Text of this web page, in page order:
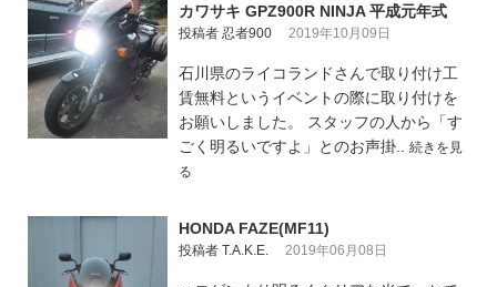
カワサキ GPZ900R NINJA 平成元年式
投稿者 忍者900 2019年10月09日
石川県のライコランドさんで取り付け工
賃無料というイベントの際に取り付けを
お願いしました。 スタッフの人から「す
ごく明るいですよ」とのお声掛.. 続きを見
る
HONDA FAZE(MF11)
投稿者 T.A.K.E. 2019年06月08日